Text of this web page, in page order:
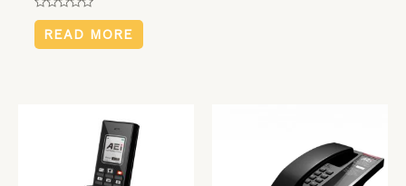
Rated
out
of
READ MORE